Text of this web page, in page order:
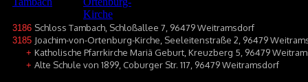
3186 Schloss Tambach, Schloßallee 7, 96479 Weitramsdorf
3185 Joachim-von-Ortenburg-Kirche, Seeleitenstraße 2, 96479
+ Katholische Pfarrkirche Mariä Geburt, Kreuzberg 5, 96479
+ Alte Schule von 1899, Coburger Str. 117, 96479 Weitramsdorf